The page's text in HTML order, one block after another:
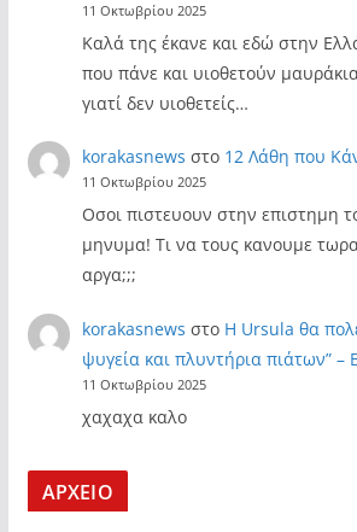
11 Οκτωβρίου 2025
Καλά της έκανε και εδώ στην
που πάνε και υιοθετούν
γιατί δεν υιοθετείς…
korakasnews στο 12 Λάθη που
11 Οκτωβρίου 2025
Οσοι πιστευουν στην επιστημη
μηνυμα! Τι να τους κανουμε
αργα;;;
korakasnews στο Η Ursula θα
ψυγεία και πλυντήρια πιάτων” –
11 Οκτωβρίου 2025
χαχαχα καλο
ΑΡΧΕΙΟ